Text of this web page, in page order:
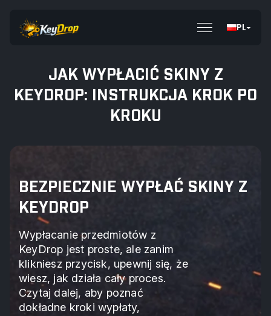
PL
JAK WYPŁACIĆ SKINY Z
KEYDROP: INSTRUKCJA KROK PO
KROKU
BEZPIECZNIE WYPŁAĆ SKINY Z
KEYDROP
Wypłacanie przedmiotów z
KeyDrop jest proste, ale zanim
klikniesz przycisk, upewnij się, że
wiesz, jak działa cały proces.
Czytaj dalej, aby poznać
dokładne kroki wypłaty,